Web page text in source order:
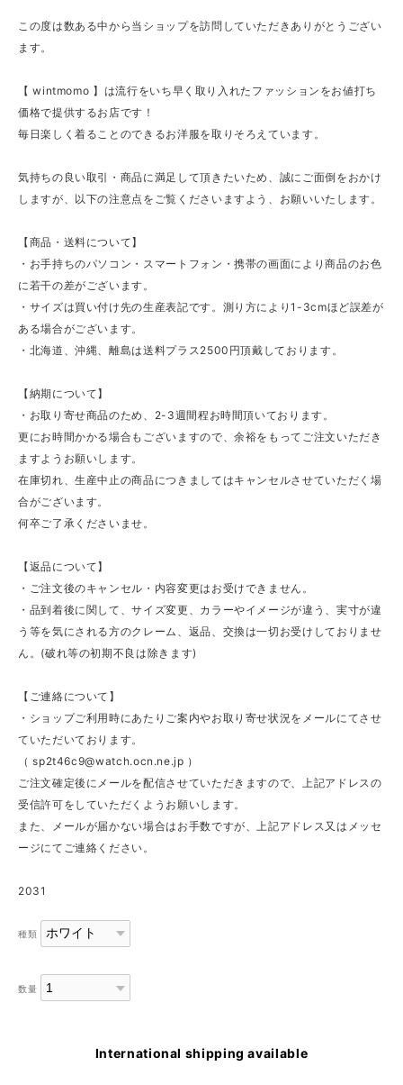
この度は数ある中から当ショップを訪問していただきありがとうござい
ます。
【 wintmomo 】は流行をいち早く取り入れたファッションをお値打ち
価格で提供するお店です！
毎日楽しく着ることのできるお洋服を取りそろえています。
気持ちの良い取引・商品に満足して頂きたいため、誠にご面倒をおかけ
しますが、以下の注意点をご覧くださいますよう、お願いいたします。
【商品・送料について】
・お手持ちのパソコン・スマートフォン・携帯の画面により商品のお色
に若干の差がございます。
・サイズは買い付け先の生産表記です。測り方により1-3cmほど誤差が
ある場合がございます。
・北海道、沖縄、離島は送料プラス2500円頂戴しております。
【納期について】
・お取り寄せ商品のため、2-3週間程お時間頂いております。
更にお時間かかる場合もございますので、余裕をもってご注文いただき
ますようお願いします。
在庫切れ、生産中止の商品につきましてはキャンセルさせていただく場
合がございます。
何卒ご了承くださいませ。
【返品について】
・ご注文後のキャンセル・内容変更はお受けできません。
・品到着後に関して、サイズ変更、カラーやイメージが違う、実寸が違
う等を気にされる方のクレーム、返品、交換は一切お受けしておりませ
ん。(破れ等の初期不良は除きます)
【ご連絡について】
・ショップご利用時にあたりご案内やお取り寄せ状況をメールにてさせ
ていただいております。
（sp2t46c9@watch.ocn.ne.jp ）
ご注文確定後にメールを配信させていただきますので、上記アドレスの
受信許可をしていただくようお願いします。
また、メールが届かない場合はお手数ですが、上記アドレス又はメッセ
ージにてご連絡ください。
2031
種類
数量
International shipping available